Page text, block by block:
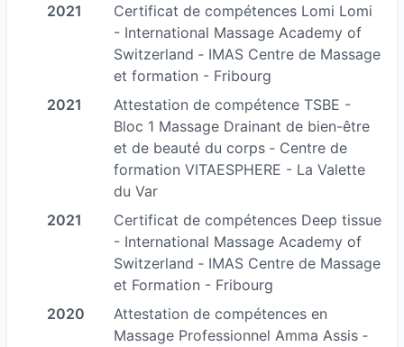
disponibles en demi-journée ou journée
- En institution (EHPAD, hôpitaux, structures
médicalisées)
Je propose des massages adaptés aux
soignants ou aux patients, sur table ou chaise
ergonomique.
- En hôtellerie
Proposez des massages à la carte (solo ou duo)
pour vos clients, directement dans votre
- Pour vos événements
2021
Certificat de compétences Lomi Lomi
- International Massage Academy of
Switzerland ‐ IMAS Centre de Massage
et formation - Fribourg
2021
Attestation de compétence TSBE -
Bloc 1 Massage Drainant de bien-être
et de beauté du corps ‐ Centre de
formation VITAESPHERE - La Valette
du Var
2021
Certificat de compétences Deep tissue
- International Massage Academy of
Switzerland ‐ IMAS Centre de Massage
et Formation - Fribourg
2020
Attestation de compétences en
Massage Professionnel Amma Assis ‐